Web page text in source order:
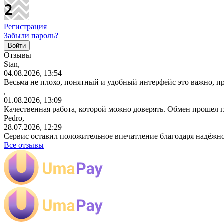
Регистрация
Забыли пароль?
Отзывы
Stan,
04.08.2026, 13:54
Весьма не плохо, понятный и удобный интерфейс это важно,
,
01.08.2026, 13:09
Качественная работа, которой можно доверять. Обмен
Pedro,
28.07.2026, 12:29
Сервис оставил положительное впечатление благодаря
Все отзывы